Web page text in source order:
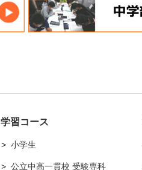
学習コース
小学生
公立中高一貫校 受験専科